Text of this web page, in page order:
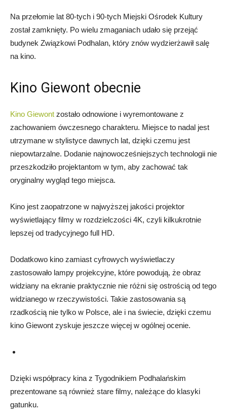
Na przełomie lat 80-tych i 90-tych Miejski Ośrodek Kultury
został zamknięty. Po wielu zmaganiach udało się przejąć
budynek Związkowi Podhalan, który znów wydzierżawił salę
na kino.
Kino Giewont obecnie
Kino Giewont zostało odnowione i wyremontowane z
zachowaniem ówczesnego charakteru. Miejsce to nadal jest
utrzymane w stylistyce dawnych lat, dzięki czemu jest
niepowtarzalne. Dodanie najnowocześniejszych technologii nie
przeszkodziło projektantom w tym, aby zachować tak
oryginalny wygląd tego miejsca.
Kino jest zaopatrzone w najwyższej jakości projektor
wyświetlający filmy w rozdzielczości 4K, czyli kilkukrotnie
lepszej od tradycyjnego full HD.
Dodatkowo kino zamiast cyfrowych wyświetlaczy
zastosowało lampy projekcyjne, które powodują, że obraz
widziany na ekranie praktycznie nie różni się ostrością od tego
widzianego w rzeczywistości. Takie zastosowania są
rzadkością nie tylko w Polsce, ale i na świecie, dzięki czemu
kino Giewont zyskuje jeszcze więcej w ogólnej ocenie.
Dzięki współpracy kina z Tygodnikiem Podhalańskim
prezentowane są również stare filmy, należące do klasyki
gatunku.